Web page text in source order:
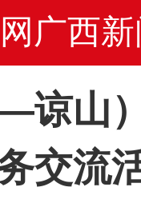
广西新
谅山
交流